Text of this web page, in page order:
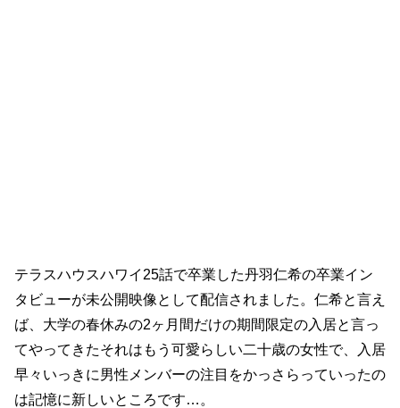
テラスハウスハワイ25話で卒業した丹羽仁希の卒業イン
タビューが未公開映像として配信されました。仁希と言え
ば、大学の春休みの2ヶ月間だけの期間限定の入居と言っ
てやってきたそれはもう可愛らしい二十歳の女性で、入居
早々いっきに男性メンバーの注目をかっさらっていったの
は記憶に新しいところです…。